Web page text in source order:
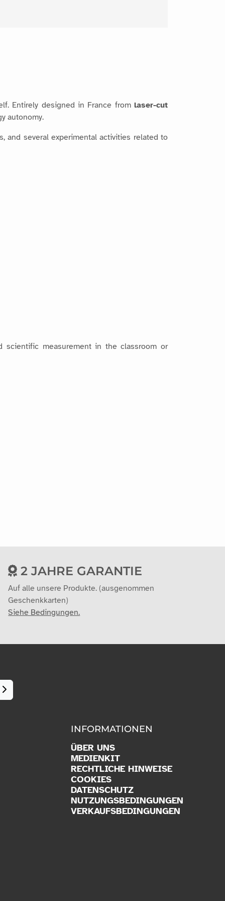
Entirely designed in France fromlaser-cut
autonomy.
and several experimental activities related to
scientific measurement in the classroom or
2 JAHRE GARANTIE
Auf alle unsere Produkte. (ausgenommen
Geschenkkarten)
Siehe Bedingungen.
INFORMATIONEN
ÜBER UNS
MEDIENKIT
RECHTLICHE HINWEISE
COOKIES
DATENSCHUTZ
NUTZUNGSBEDINGUNGEN
VERKAUFSBEDINGUNGEN